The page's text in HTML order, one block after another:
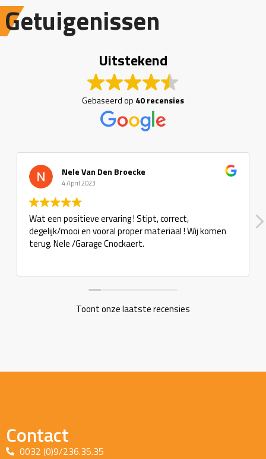
Getuigenissen
Uitstekend
Gebaseerd op 40 recensies
Nele Van Den Broecke
4 April 2023
Wat een positieve ervaring ! Stipt, correct,
degelijk/mooi en vooral proper materiaal ! Wij komen
terug. Nele /Garage Cnockaert.
Toont onze laatste recensies
Contact
0032 (0)9/236.35.35